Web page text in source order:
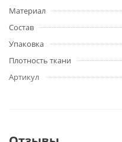
Материал
Состав
Упаковка
Плотность ткани
Артикул